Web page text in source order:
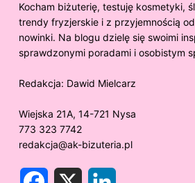
Kocham biżuterię, testuję kosmetyki,
trendy fryzjerskie i z przyjemnością
nowinki. Na blogu dzielę się swoimi
sprawdzonymi poradami i osobistym
Redakcja: Dawid Mielcarz
Wiejska 21A, 14-721 Nysa
773 323 7742
redakcja@ak-bizuteria.pl